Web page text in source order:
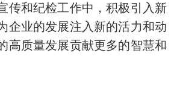
传和纪检工作中，积极引入新
企业的发展注入新的活力和动
高质量发展贡献更多的智慧和